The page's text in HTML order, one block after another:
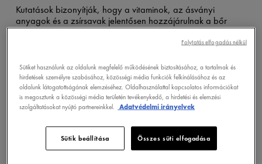
Kutatások bizonyítják, hogy a vitaminok, az ásványi
anyagok és a zsírsavak jelentősen hozzájárulnak a bőr
védőrétegének integritásához és hidratálásához.
FEDEZZE FEL
Sütiket használunk az oldalunk megfelelő működésének biztosításához, a tartalmak és
hirdetések személyre szabásához, közösségi média funkciók felkínálásához és az
oldalunk látogatottságának elemzéséhez. Oldalhasználattal kapcsolatos információkat
is megosztunk a közösségi média területén tevékenykedő, a hirdetési és elemzési
szolgáltatásokat nyújtó partnereinkkel.
Adatvédelmi irányelvek
Sütik beállítása Összes süti elfogadása
Folytatás elfogadás nélkül